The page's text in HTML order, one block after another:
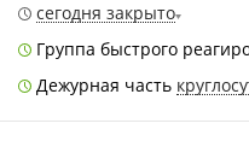
сегодня закрыто
Группа быстрого
Дежурная часть